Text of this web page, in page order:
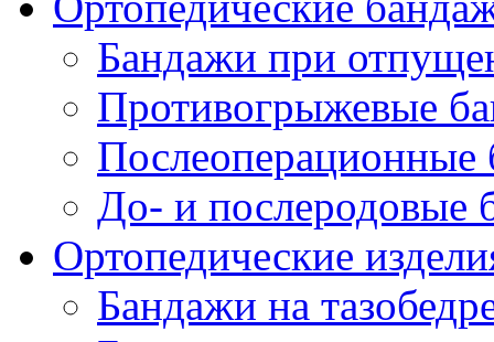
Бандажи при
Противогрыжевые
Послеоперационные
До- и послеродовые
Ортопедические
Бандажи на